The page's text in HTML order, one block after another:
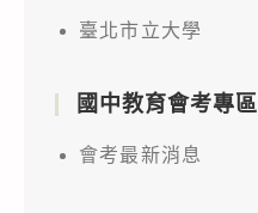
臺北市立大學
國中教育會考專區
會考最新消息